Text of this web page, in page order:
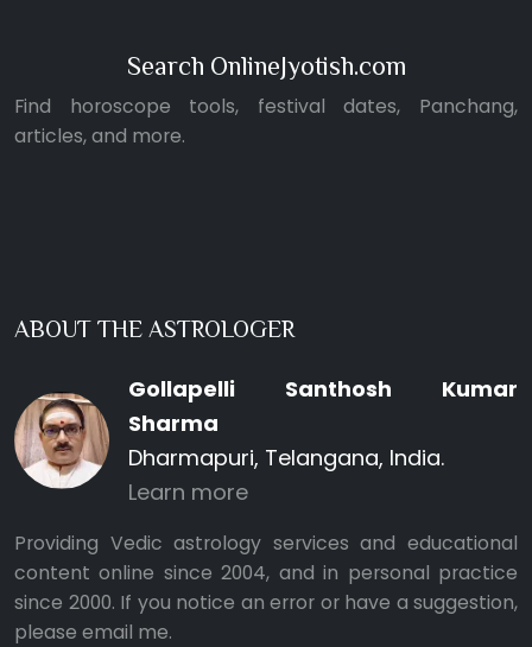
Search OnlineJyotish.com
Find horoscope tools, festival dates, Panchang,
articles, and more.
ABOUT THE ASTROLOGER
Gollapelli Santhosh Kumar
Sharma
Dharmapuri, Telangana, India.
Learn more
Providing Vedic astrology services and educational
content online since 2004, and in personal practice
since 2000. If you notice an error or have a suggestion,
please email me.